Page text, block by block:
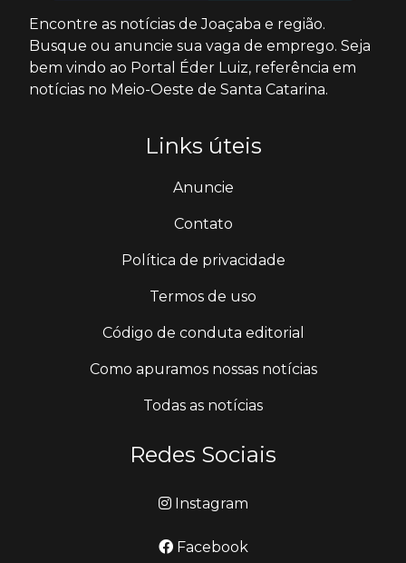
Encontre as notícias de Joaçaba e região.
Busque ou anuncie sua vaga de emprego. Seja
bem vindo ao Portal Éder Luiz, referência em
notícias no Meio-Oeste de Santa Catarina.
Links úteis
Anuncie
Contato
Política de privacidade
Termos de uso
Código de conduta editorial
Como apuramos nossas notícias
Todas as notícias
Redes Sociais
Instagram
Facebook